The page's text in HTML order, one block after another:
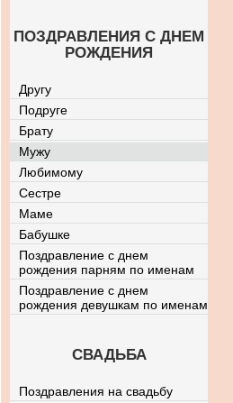
ПОЗДРАВЛЕНИЯ С ДНЕМ
РОЖДЕНИЯ
Другу
Подруге
Брату
Мужу
Любимому
Сестре
Маме
Бабушке
Поздравление с днем
рождения парням по именам
Поздравление с днем
рождения девушкам по именам
СВАДЬБА
Поздравления на свадьбу